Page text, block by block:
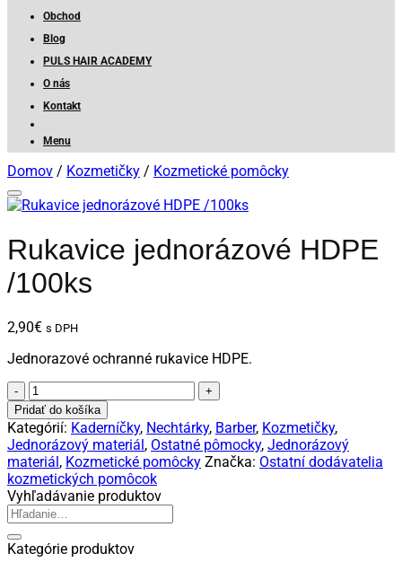
Obchod
Blog
PULS HAIR ACADEMY
O nás
Kontakt
Menu
Domov / Kozmetičky / Kozmetické pomôcky
Rukavice jednorázové HDPE
/100ks
2,90€ s DPH
Jednorazové ochranné rukavice HDPE.
množstvo
Rukavice
jednorázové
HDPE
/100ks
Pridať do košíka
Kategórií: Kaderníčky, Nechtárky, Barber, Kozmetičky,
Jednorázový materiál , Ostatné pômocky, Jednorázový
materiál , Kozmetické pomôcky Značka: Ostatní dodávatelia
kozmetických pomôcok
Vyhľadávanie produktov
Hľadať:
Kategórie produktov